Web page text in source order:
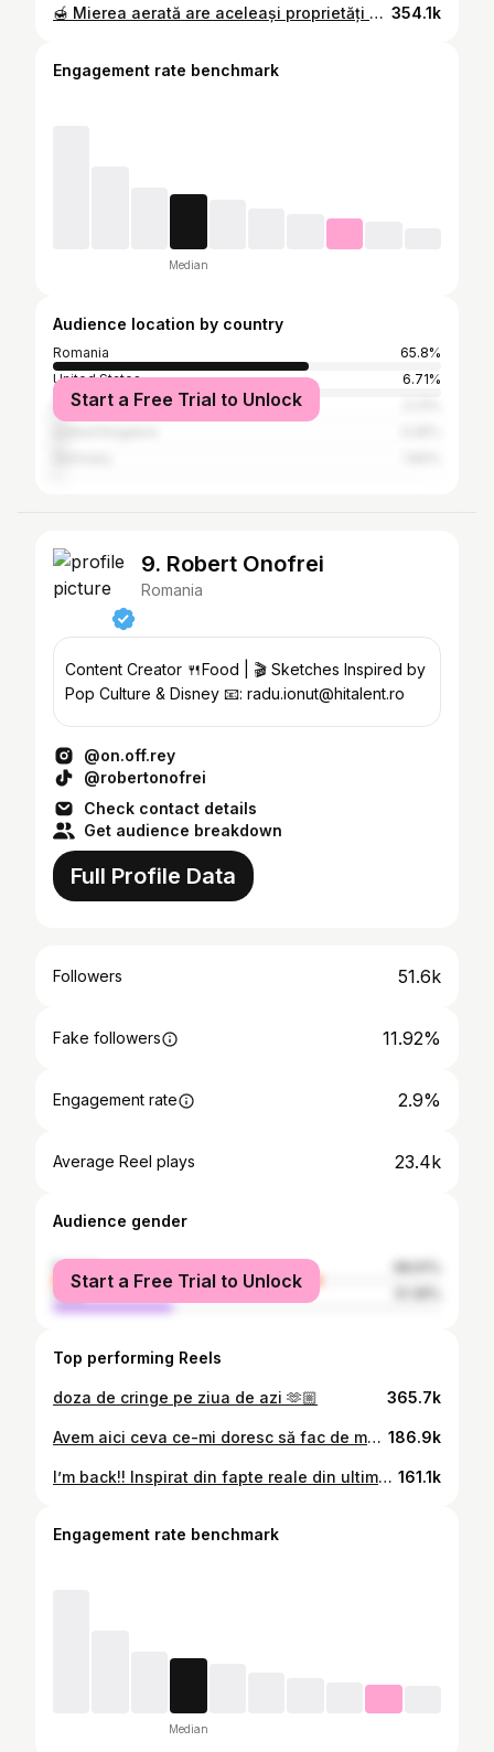
🍯 Mierea aerată are aceleași proprietăți cu mierea neprelucrată mecanic, dar o textură diferită, mult mai cremoasă, fiind o alternativă fină la mierea cristalizată. Se obține cu precădere din mierea cristalizată, dar se poate folosi și miere necristalizată, numai că procesul poate fi mai anevoios. ❗️Metoda funcționează doar cu miere naturală crudă, nepasteurizată! 💫Extra tips: Dacă vrei să ai tot timpul miere aerată care curge, poți pune o cantitate mică într-un borcănel pe care să-l depozitezi în dulap și să-l consumi în timp util, apoi să-l reumplii cu bunătatea din frigider. Dar mierea aerată rece se poate unge cu ușurință pe pâine iar copii o pot mânca fără să murdărească tot în jurul lor. 🐝Vei încerca 'să salvezi' mierea cristalizată prin această metodă? 🍯 👀 #🐝 #chimieînbucătărie #honey #honeycrystalized ##whippedhoney #honeycream #miere #honeybee #howto #kitchenhacks #tipsandtricks #nextbestfoodie #romania #cluj #mancare #foodie #mancaresanatoasa #freshlittlekitchen #🍯 354.1k
Engagement rate benchmark
Median
Audience location by country
Romania
65.8%
United States
6.71%
ItalyStart a Free Trial to Unlock
9. Robert Onofrei
Romania
Content Creator 🍴Food | 🎬 Sketches Inspired by
Pop Culture & Disney 📧: radu.ionut@hitalent.ro
@on.off.rey
@robertonofrei
Check contact details
Get audience breakdown
Full Profile Data
Followers 51.6k
Fake followers 11.92%
Engagement rate 2.9%
Average Reel plays 23.4k
Audience gender
female
male
Start a Free Trial to Unlock
Top performing Reels
doza de cringe pe ziua de azi 🫶🏼 365.7k
Avem aici ceva ce-mi doresc să fac de multă vreme și acum am avut ocazia. Plăcinta cu Bacon din HayDay. 😫 186.9k
I’m back!! Inspirat din fapte reale din ultima mea vacanță. #seriale #disney #acting #comedy 161.1k
Engagement rate benchmark
Median